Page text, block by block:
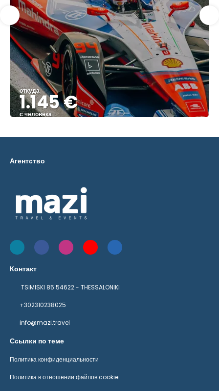
откуда
1.145 €
с человека
Агентство
Контакт
TSIMISKI 85 54622 - THESSALONIKI
+302310238025
info@mazi.travel
Ссылки по теме
Политика конфиденциальности
Политика в отношении файлов cookie